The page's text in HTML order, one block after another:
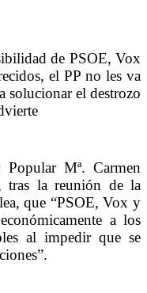
de PSOE, Vox
el PP no les va
solucionar el destrozo
Mª. Carmen
tras la reunión de la
que “PSOE, Vox y
a los
al impedir que se